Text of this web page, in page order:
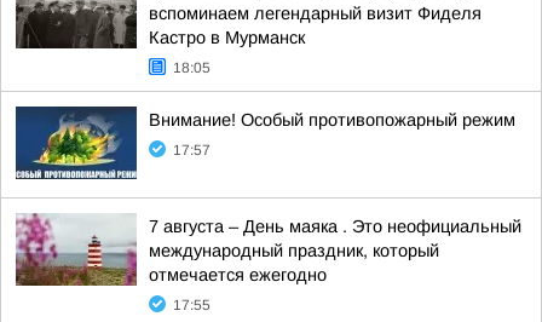
вспоминаем легендарный визит Фиделя
Кастро в Мурманск
18:05
Внимание! Особый противопожарный режим
17:57
7 августа – День маяка . Это неофициальный
международный праздник, который
отмечается ежегодно
17:55